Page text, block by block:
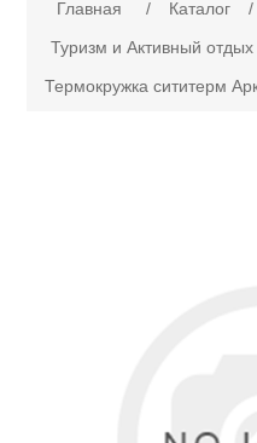
Каталог
Главная / Каталог
/
Туризм и Активный отдых
Термокружка сититерм